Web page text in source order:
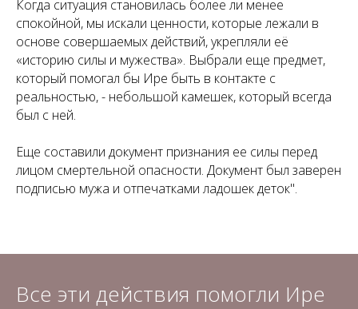
Когда ситуация становилась более ли менее
спокойной, мы искали ценности, которые лежали в
основе совершаемых действий, укрепляли её
«историю силы и мужества». Выбрали еще предмет,
который помогал бы Ире быть в контакте с
реальностью, - небольшой камешек, который всегда
был с ней.
Еще составили документ признания ее силы перед
лицом смертельной опасности. Документ был заверен
подписью мужа и отпечатками ладошек деток".
Все эти действия помогли Ире